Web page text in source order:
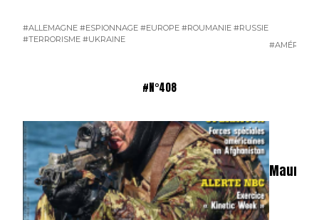
#ALLEMAGNE #ESPIONNAGE #EUROPE #ROUMANIE #RUSSIE
#TERRORISME #UKRAINE
#N°408